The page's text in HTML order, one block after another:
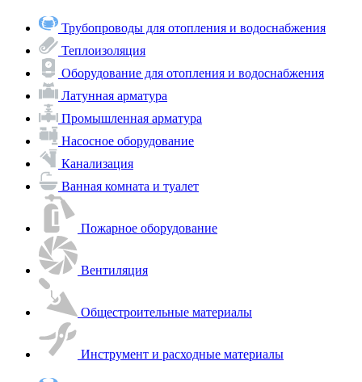
Трубопроводы для отопления и водоснабжения
Теплоизоляция
Оборудование для отопления и водоснабжения
Латунная арматура
Промышленная арматура
Насосное оборудование
Канализация
Ванная комната и туалет
Пожарное оборудование
Вентиляция
Общестроительные материалы
Инструмент и расходные материалы